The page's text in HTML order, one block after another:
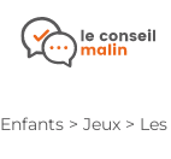
Enfants >Jeux >